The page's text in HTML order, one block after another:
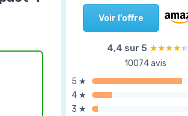
Voir l'offre
4,4 sur 5 ★★★★★
★★★★★
10074 avis
5 ★
4 ★
3 ★